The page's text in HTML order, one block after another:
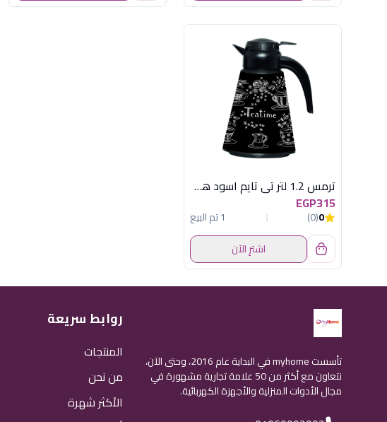
ترمس 1.2 لتر تى تايم اسود هيريفين
EGP315
0
(0)
1 تم البيع
اشترِ الآن
تأسست myhome في البداية عام 2016، وحتى الآن،
نتعاون مع أكثر من 50 علامة تجارية مشهورة في
مجال الأدوات المنزلية والأجهزة الكهربائية.
روابط سريعة
المنتجات
من نحن
الأكثر شهرة